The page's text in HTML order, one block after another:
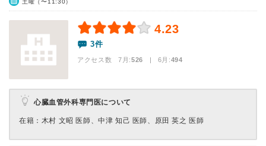
土曜（〜11:30）
4.23
3件
アクセス数 7月:526 | 6月:494
心臓血管外科専門医について
在籍：木村 文昭 医師、中津 知己 医師、原田 英之 医師